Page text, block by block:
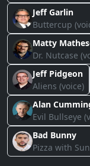
Jeff Garlin
Buttercup
Matty
Dr. Nutcase
Jeff Pidgeon
Aliens (voice)
Alan
Evil Bullseye
Bad Bunny
Pizza with